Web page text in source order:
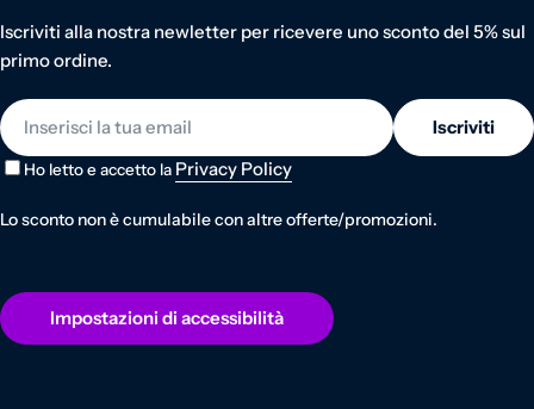
Iscriviti alla nostra newletter per ricevere uno sconto del 5% sul
primo ordine.
E-mail
Iscriviti
Ho letto e accetto la Privacy Policy
Lo sconto non è cumulabile con altre offerte/promozioni.
Impostazioni di accessibilità